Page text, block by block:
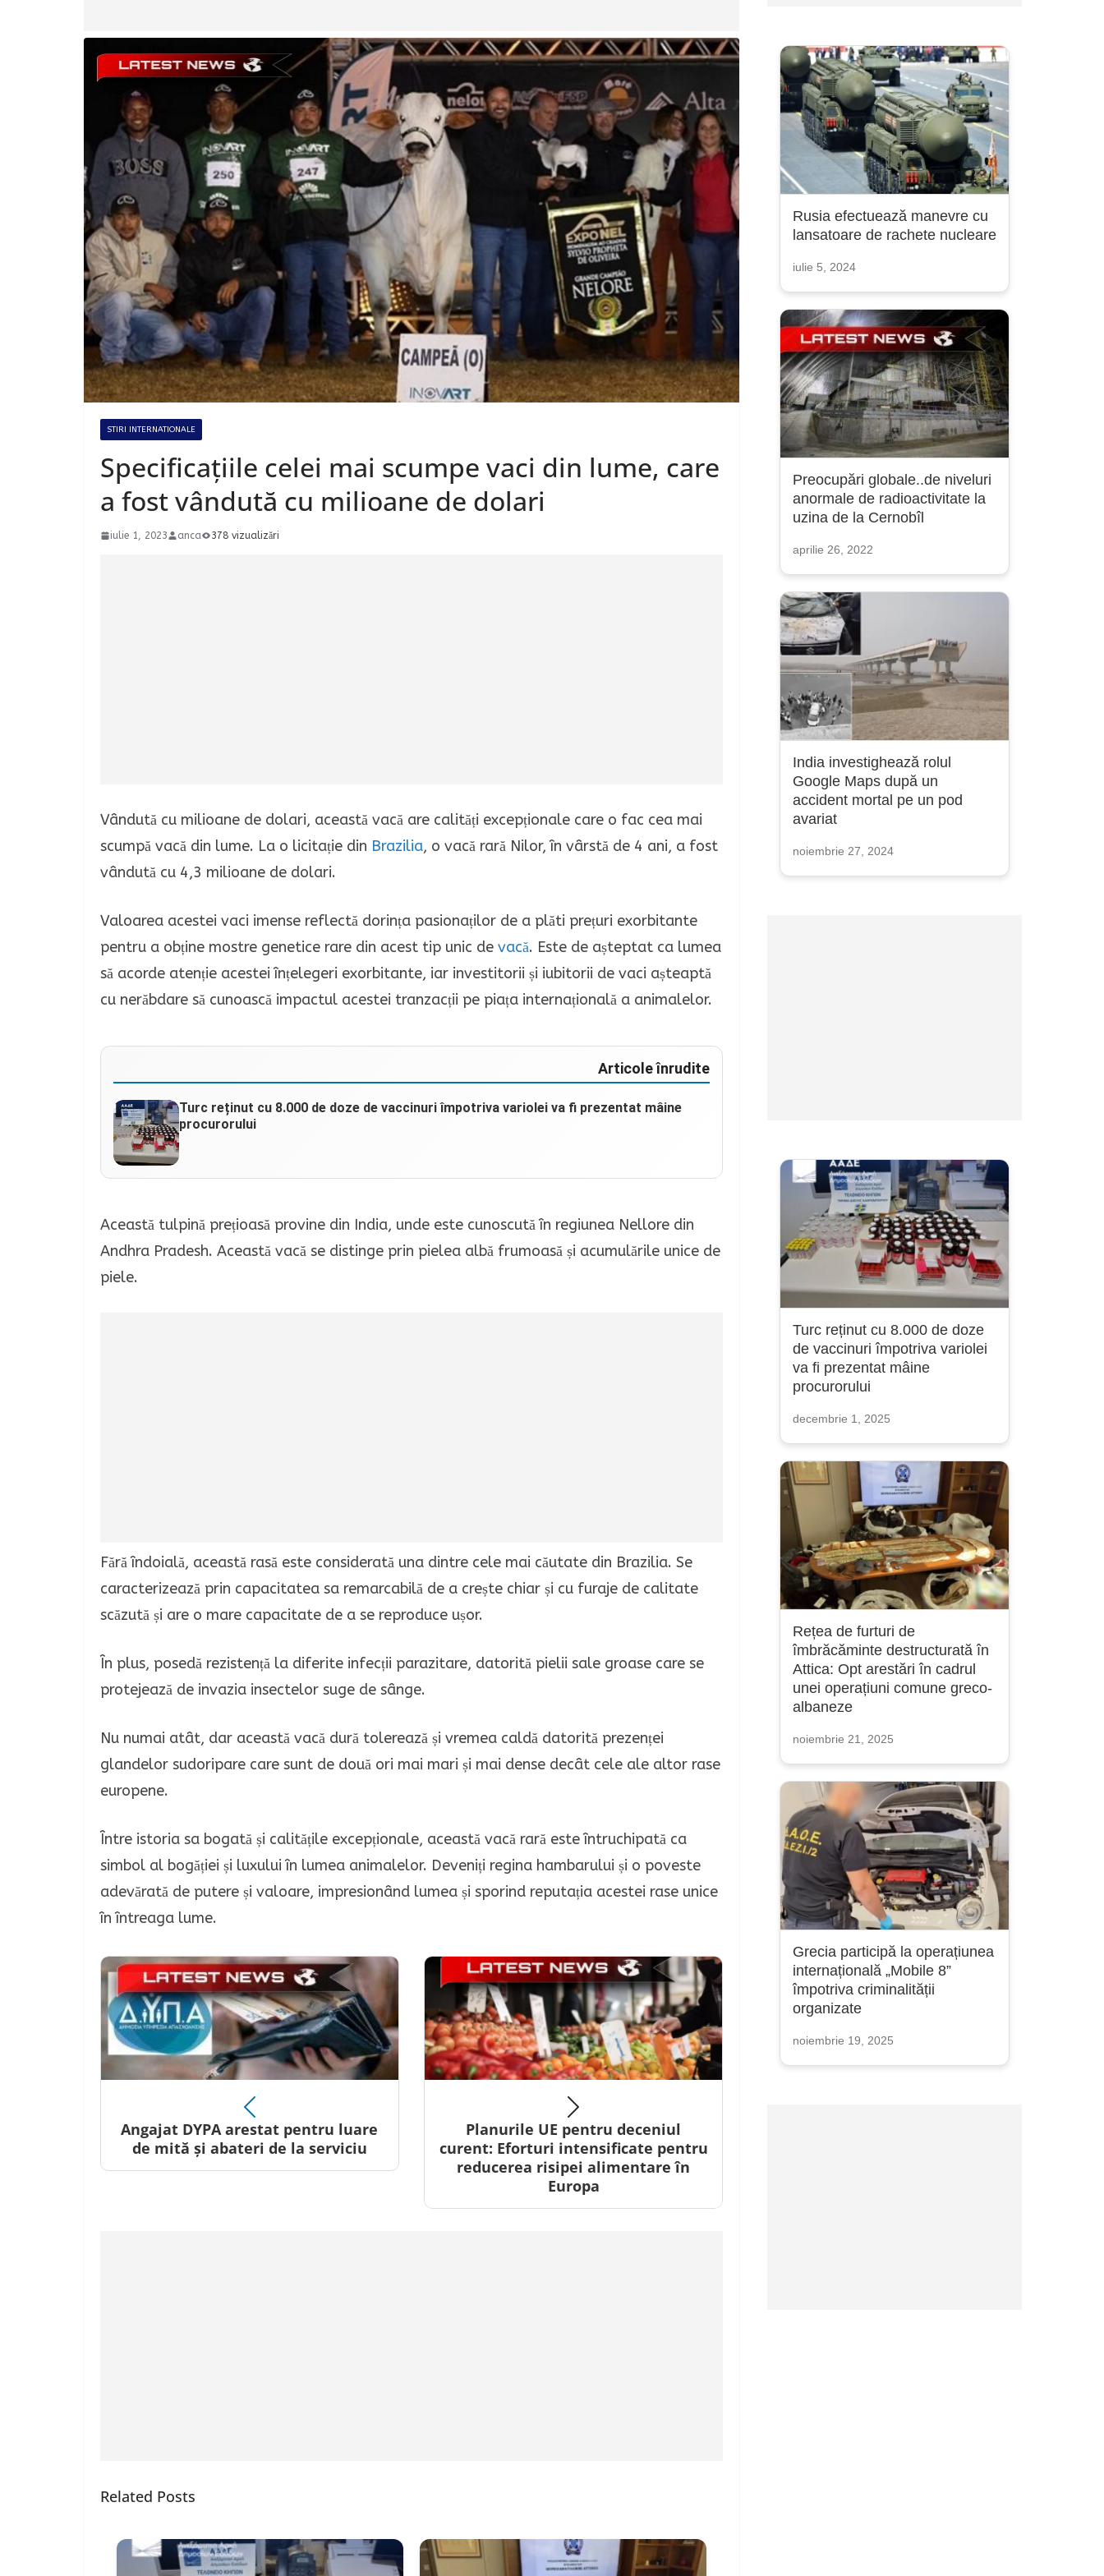
STIRI INTERNATIONALE
Specificațiile celei mai scumpe vaci din lume, care
a fost vândută cu milioane de dolari
iulie 1, 2023 anca 378 vizualizări
Vândută cu milioane de dolari, această vacă are calități excepționale care o fac cea mai
scumpă vacă din lume. La o licitație din Brazilia, o vacă rară Nilor, în vârstă de 4 ani, a fost
vândută cu 4,3 milioane de dolari.
Valoarea acestei vaci imense reflectă dorința pasionaților de a plăti prețuri exorbitante
pentru a obține mostre genetice rare din acest tip unic de vacă. Este de așteptat ca lumea
să acorde atenție acestei înțelegeri exorbitante, iar investitorii și iubitorii de vaci așteaptă
cu nerăbdare să cunoască impactul acestei tranzacții pe piața internațională a animalelor.
Articole înrudite
Turc reținut cu 8.000 de doze de vaccinuri împotriva variolei va fi prezentat mâine
procurorului
Această tulpină prețioasă provine din India, unde este cunoscută în regiunea Nellore din
Andhra Pradesh. Această vacă se distinge prin pielea albă frumoasă și acumulările unice de
piele.
Fără îndoială, această rasă este considerată una dintre cele mai căutate din Brazilia. Se
caracterizează prin capacitatea sa remarcabilă de a crește chiar și cu furaje de calitate
scăzută și are o mare capacitate de a se reproduce ușor.
În plus, posedă rezistență la diferite infecții parazitare, datorită pielii sale groase care se
protejează de invazia insectelor suge de sânge.
Nu numai atât, dar această vacă dură tolerează și vremea caldă datorită prezenței
glandelor sudoripare care sunt de două ori mai mari și mai dense decât cele ale altor rase
europene.
Între istoria sa bogată și calitățile excepționale, această vacă rară este întruchipată ca
simbol al bogăției și luxului în lumea animalelor. Deveniți regina hambarului și o poveste
adevărată de putere și valoare, impresionând lumea și sporind reputația acestei rase unice
în întreaga lume.
Angajat DYPA arestat pentru luare
de mită și abateri de la serviciu
Planurile UE pentru deceniul
curent: Eforturi intensificate pentru
reducerea risipei alimentare în
Europa
Related Posts
Rusia efectuează manevre cu
lansatoare de rachete nucleare
iulie 5, 2024
Preocupări globale..de niveluri
anormale de radioactivitate la
uzina de la Cernobîl
aprilie 26, 2022
India investighează rolul
Google Maps după un
accident mortal pe un pod
avariat
noiembrie 27, 2024
Turc reținut cu 8.000 de doze
de vaccinuri împotriva variolei
va fi prezentat mâine
procurorului
decembrie 1, 2025
Rețea de furturi de
îmbrăcăminte destructurată în
Attica: Opt arestări în cadrul
unei operațiuni comune greco-
albaneze
noiembrie 21, 2025
Grecia participă la operațiunea
internațională „Mobile 8”
împotriva criminalității
organizate
noiembrie 19, 2025